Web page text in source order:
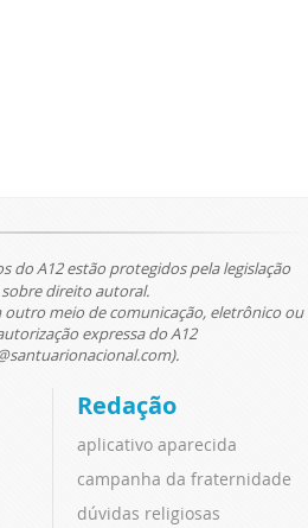
do A12 estão protegidos pela legislação
direito autoral.
meio de comunicação, eletrônico ou
expressa do A12
Redação
aplicativo aparecida
campanha da fraternidade
dúvidas religiosas